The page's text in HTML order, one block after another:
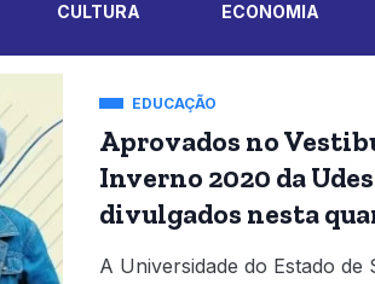
CULTURA ECONOMIA
EDUCAÇÃO
Aprovados no
Inverno 2020 da
divulgados nesta
A Universidade do Estado de